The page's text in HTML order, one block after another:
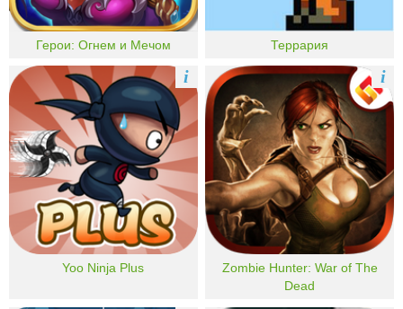
Герои: Огнем и Мечом Террария
Yoo Ninja Plus
i
Zombie Hunter: War of The
Dead
i